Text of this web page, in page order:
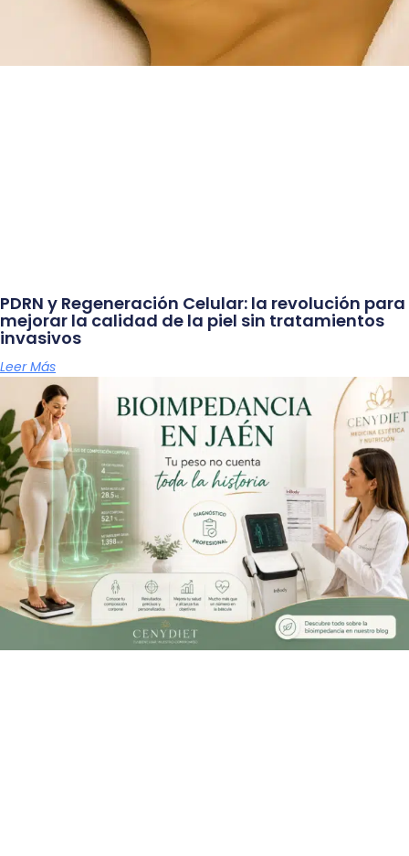
PDRN y Regeneración Celular: la revolución para
mejorar la calidad de la piel sin tratamientos
invasivos
Leer Más